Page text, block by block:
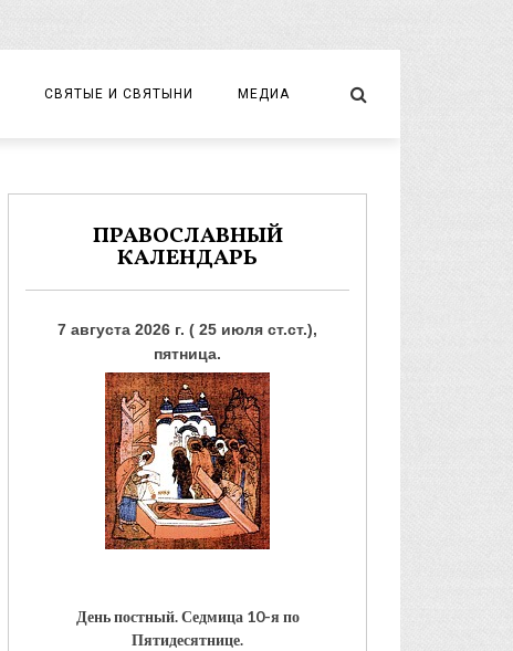
СВЯТЫЕ И СВЯТЫНИ МЕДИА
ФОТО
ПРАВОСЛАВНЫЙ
КАЛЕНДАРЬ
7 августа 2026 г. ( 25 июля ст.ст.),
пятница.
День постный.Седмица 10-я по
Пятидесятнице.